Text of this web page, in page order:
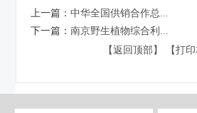
上一篇：中华全国供销合作总...
下一篇：南京野生植物综合利...
【返回顶部】
【打